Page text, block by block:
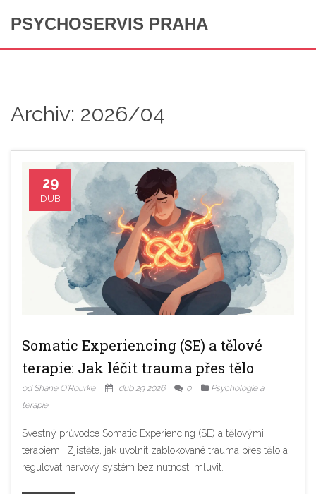
PSYCHOSERVIS PRAHA
Archiv: 2026/04
29
DUB
Somatic Experiencing (SE) a tělové
terapie: Jak léčit trauma přes tělo
od Shane O'Rourke dub 29 2026 0
Psychologie a
terapie
Svestný průvodce Somatic Experiencing (SE) a tělovými
terapiemi. Zjistěte, jak uvolnit zablokované trauma přes tělo a
regulovat nervový systém bez nutnosti mluvit.